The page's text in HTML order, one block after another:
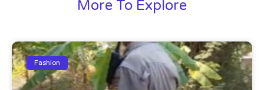
More To Explore
Fashion